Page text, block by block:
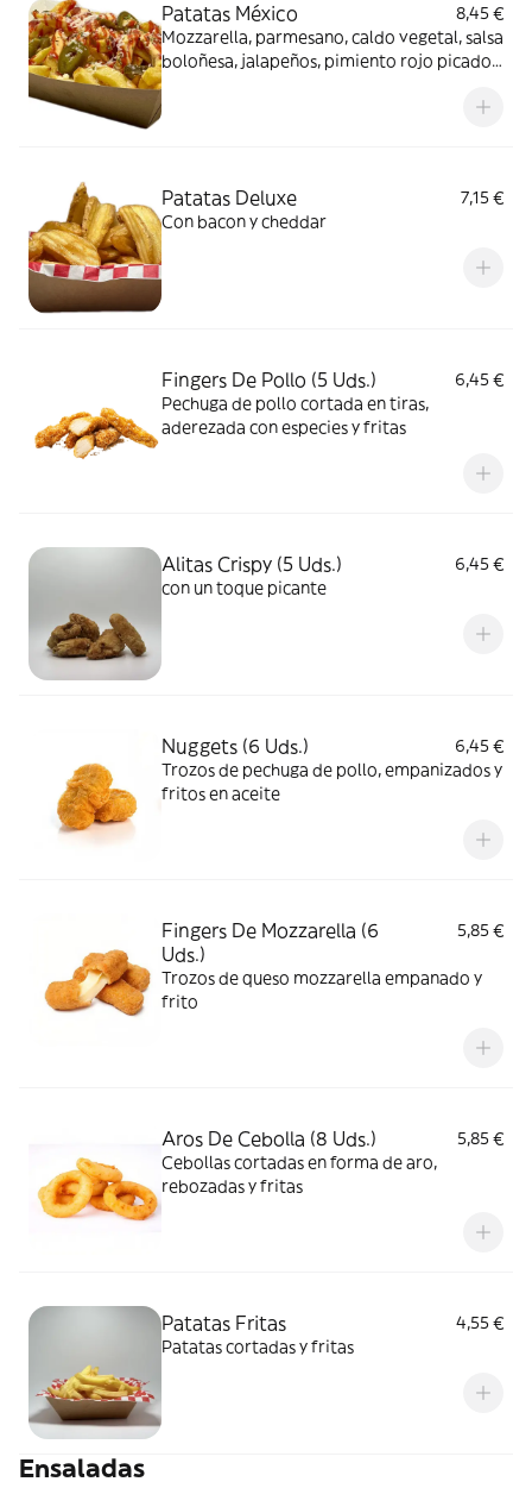
Patatas México
8,45 €
Mozzarella, parmesano, caldo vegetal, salsa
boloñesa, jalapeños, pimiento rojo picado y
Patatas Deluxe
7,15 €
Con bacon y cheddar
Fingers De Pollo (5 Uds.)
6,45 €
Pechuga de pollo cortada en tiras,
aderezada con especies y fritas
Alitas Crispy (5 Uds.)
6,45 €
con un toque picante
Nuggets (6 Uds.)
6,45 €
Trozos de pechuga de pollo, empanizados y
fritos en aceite
Fingers De Mozzarella (6
Uds.)
5,85 €
Trozos de queso mozzarella empanado y
frito
Aros De Cebolla (8 Uds.)
5,85 €
Cebollas cortadas en forma de aro,
rebozadas y fritas
Patatas Fritas
4,55 €
Patatas cortadas y fritas
Ensaladas